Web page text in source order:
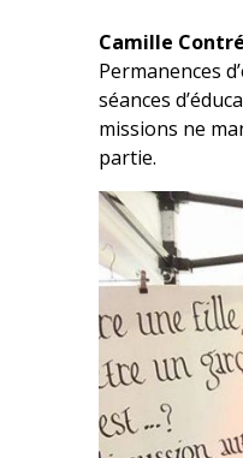
Camille Contré
Permanences
séances
missions ne
partie.